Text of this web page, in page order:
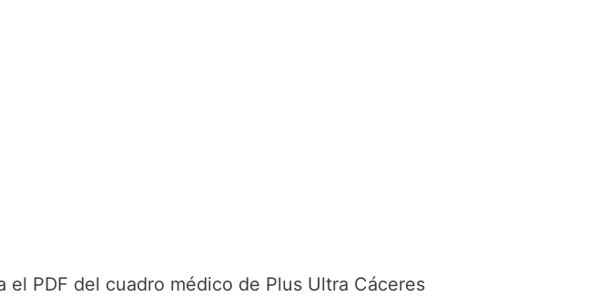
el PDF del cuadro médico de Plus Ultra Cáceres